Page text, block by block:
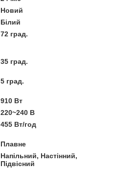
Новий
Білий
72 град.
35 град.
5 град.
910 Вт
220~240 В
455 Вт/год
Плавне
Напільний, Настінний,
Підвісний